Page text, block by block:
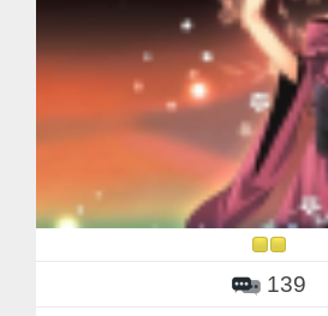
139